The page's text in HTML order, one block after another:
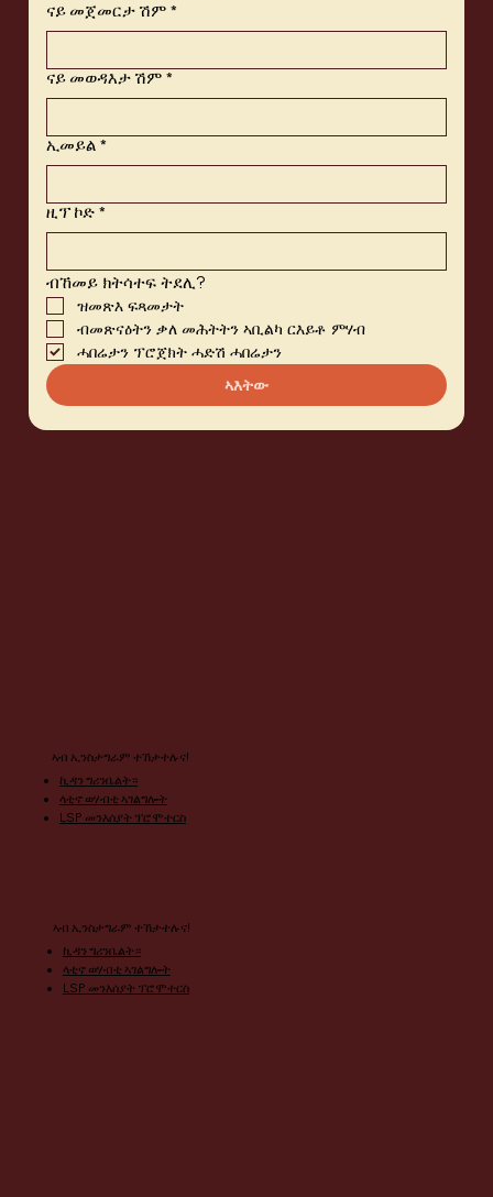
ኣብ ኢንስታግራም ተኸታተሉና!
ኪዳን ግሪንቤልት።
ላቲኖ ወሃብቲ ኣገልግሎት
LSP መንእሰያት ፕሮሞተርስ
ኣብ ኢንስታግራም ተኸታተሉና!
ኪዳን ግሪንቤልት።
ላቲኖ ወሃብቲ ኣገልግሎት
LSP መንእሰያት ፕሮሞተርስ
ናይ መጀመርታ ሽም *
ናይ መወዳእታ ሽም *
ኢመይል *
ዚፕ ኮድ *
ብኸመይ ክትሳተፍ ትደሊ?
ዝመጽእ ፍጻመታት
ብመጽናዕትን ቃለ መሕትትን ኣቢልካ ርእይቶ ምሃብ
ሓበሬታን ፕሮጀክት ሓድሽ ሓበሬታን
ኣእትው